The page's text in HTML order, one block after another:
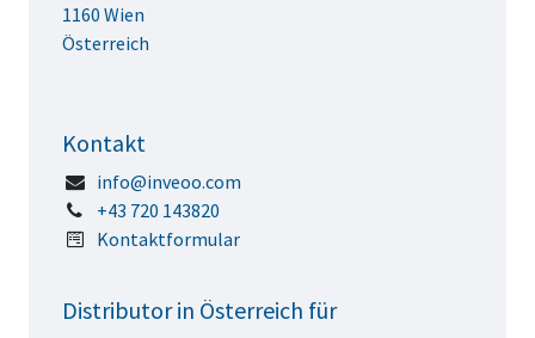
Distributor in Österreich für
1160 Wien
Österreich
Kontakt
info@inveoo.com
+43 720 143820
Kontaktformular